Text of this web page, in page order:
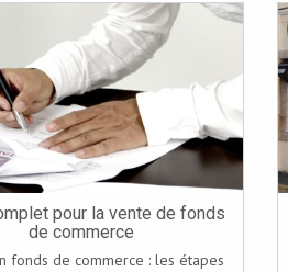
pour la vente de fonds
de commerce
fonds de commerce : les étapes